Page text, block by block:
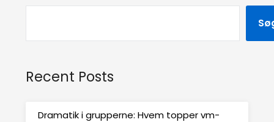
Recent Posts
Dramatik i grupperne: Hvem topper vm-